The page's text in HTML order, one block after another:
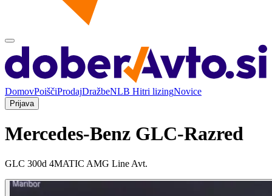
DomovPoiščiProdajDražbeNLB Hitri lizingNovice
Prijava
Mercedes-Benz GLC-Razred
GLC 300d 4MATIC AMG Line Avt.